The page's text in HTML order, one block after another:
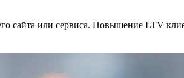
сайта или сервиса. Повышение LTV